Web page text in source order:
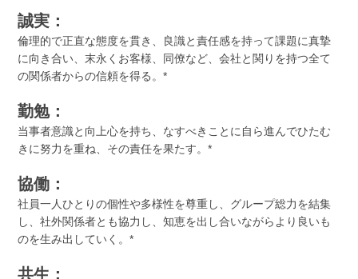
誠実：
倫理的で正直な態度を貫き、良識と責任感を持って課題に真摯
に向き合い、末永くお客様、同僚など、会社と関りを持つ全て
の関係者からの信頼を得る。*
勤勉：
当事者意識と向上心を持ち、なすべきことに自ら進んでひたむ
きに努力を重ね、その責任を果たす。*
協働：
社員一人ひとりの個性や多様性を尊重し、グループ総力を結集
し、社外関係者とも協力し、知恵を出し合いながらより良いも
のを生み出していく。*
共生：